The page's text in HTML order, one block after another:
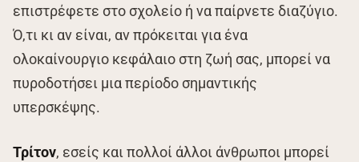
επιστρέφετε στο σχολείο ή να παίρνετε διαζύγιο.
Ό,τι κι αν είναι, αν πρόκειται για ένα
ολοκαίνουργιο κεφάλαιο στη ζωή σας, μπορεί να
πυροδοτήσει μια περίοδο σημαντικής
υπερσκέψης.
Τρίτον, εσείς και πολλοί άλλοι άνθρωποι μπορεί